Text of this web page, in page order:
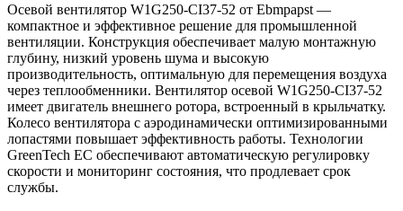
Осевой вентилятор W1G250-CI37-52 от Ebmpapst —
компактное и эффективное решение для промышленной
вентиляции. Конструкция обеспечивает малую монтажную
глубину, низкий уровень шума и высокую
производительность, оптимальную для перемещения воздуха
через теплообменники. Вентилятор осевой W1G250-CI37-52
имеет двигатель внешнего ротора, встроенный в крыльчатку.
Колесо вентилятора с аэродинамически оптимизированными
лопастями повышает эффективность работы. Технологии
GreenTech EC обеспечивают автоматическую регулировку
скорости и мониторинг состояния, что продлевает срок
службы.